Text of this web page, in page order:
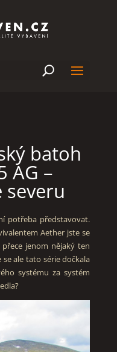
U
batoh
AG –
severu
potřeba představovat.
Aether jste se
jenom nějaký ten
ale tato série dočkala
systému za systém